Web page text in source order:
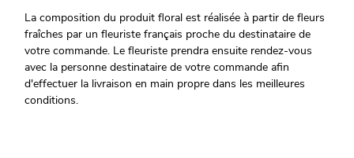
La composition du produit floral est réalisée à partir de fleurs
fraîches par un fleuriste français proche du destinataire de
votre commande. Le fleuriste prendra ensuite rendez-vous
avec la personne destinataire de votre commande afin
d'effectuer la livraison en main propre dans les meilleures
conditions.